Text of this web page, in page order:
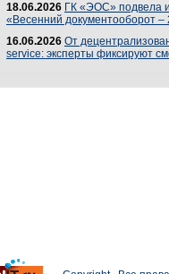
18.06.2026 ГК «ЭОС» подвела
«Весенний документооборот –
16.06.2026 От
service: эксперты фиксируют